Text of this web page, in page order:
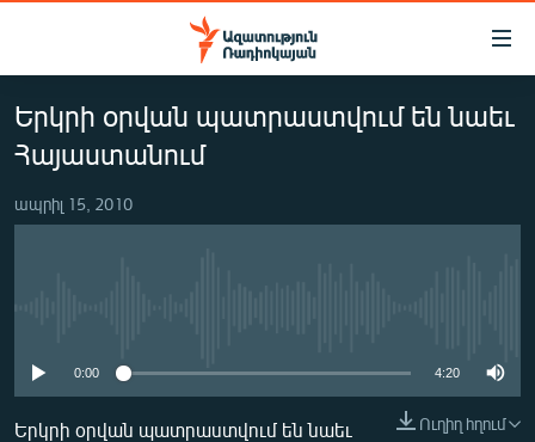
Մատչելիության
հիմնական
բովանդակությանը
Անցնել
հիմնական
մենյուին
ԱԶԱՏՈՒԹՅՈՒՆ TV
ՀԱՅԱՍՏԱՆ
ՔԱՂԱՔԱԿԱՆ
ՏՆՏԵՍՈՒԹՅՈՒՆ
ՂԱՐԱԲԱՂ
Երկրի օրվան պատրաստվում են նաեւ
Հայաստանում
ապրիլ 15, 2010
0:00 4:20
Ուղիղ հղում
Երկրի օրվան պատրաստվում են նաեւ